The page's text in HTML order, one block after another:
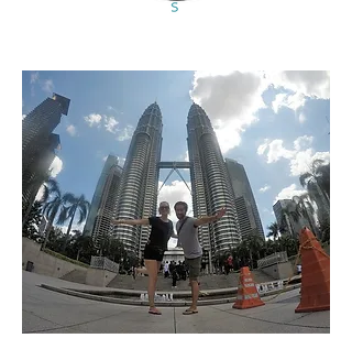
Hi, willkommen auf
unserem Reiseblog!